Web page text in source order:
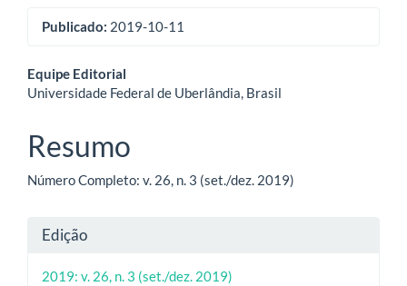
Publicado: 2019-10-11
Conteúdo
artigo
principal
Equipe Editorial
Universidade Federal de Uberlândia, Brasil
Resumo
Número Completo: v. 26, n. 3 (set./dez. 2019)
Detalhes
do
Edição
2019: v. 26, n. 3 (set./dez. 2019)